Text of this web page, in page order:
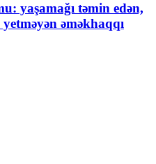
yaşamağı təmin edən,
əməkhaqqı